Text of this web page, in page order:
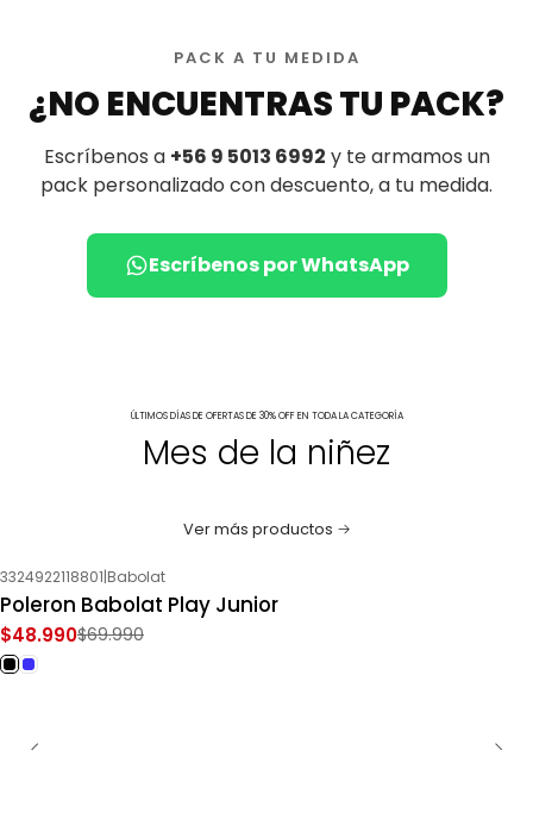
PACK A TU MEDIDA
¿NO ENCUENTRAS TU PACK?
Escríbenos a +56 9 5013 6992 y te armamos un
pack personalizado con descuento, a tu medida.
Escríbenos por WhatsApp
ÚLTIMOS DÍAS DE OFERTAS DE 30% OFF EN TODA LA CATEGORÍA
Mes de la niñez
Ver más productos
-30%OFF
3324922118801|Babolat
Poleron Babolat Play Junior
$48.990$69.990